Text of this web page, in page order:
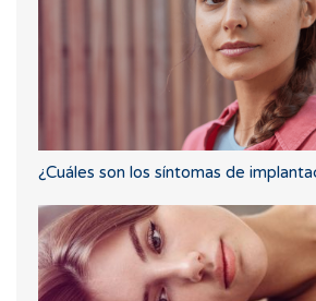
¿Cuáles son los síntomas de